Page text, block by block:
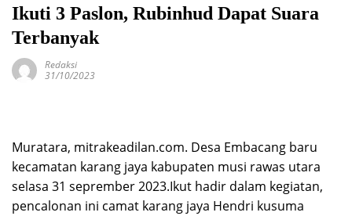
Ikuti 3 Paslon, Rubinhud Dapat Suara
Terbanyak
Redaksi
31/10/2023
Muratara, mitrakeadilan.com. Desa Embacang baru
kecamatan karang jaya kabupaten musi rawas utara
selasa 31 seprember 2023.Ikut hadir dalam kegiatan,
pencalonan ini camat karang jaya Hendri kusuma